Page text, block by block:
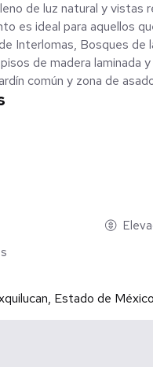
de luz natural y vistas
es ideal para aquellos
Interlomas, Bosques
de madera laminada
común y zona de
Estado de México